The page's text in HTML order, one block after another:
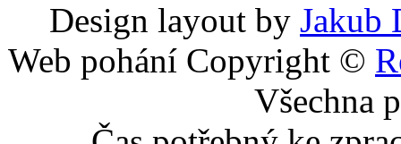
Design layout by Jakub
Web pohání Copyright ©
Všechna